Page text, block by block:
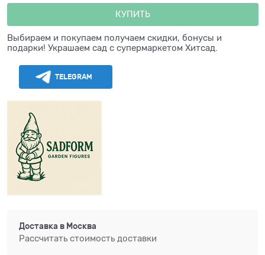
КУПИТЬ
Выбираем и покупаем получаем скидки, бонусы и
подарки! Украшаем сад с супермаркетом Хитсад.
TELEGRAM
Доставка в Москва
Рассчитать стоимость доставки